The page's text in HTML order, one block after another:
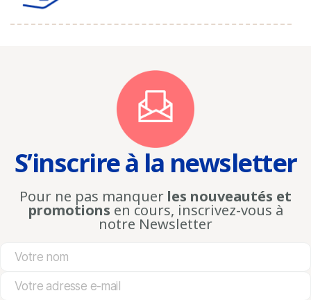
S’inscrire à la newsletter
Pour ne pas manquer les nouveautés et
promotions en cours, inscrivez-vous à
notre Newsletter